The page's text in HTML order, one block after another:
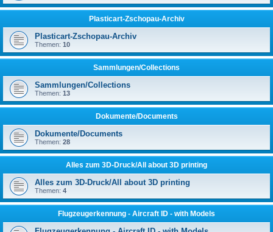
Plasticart-Zschopau-Archiv
Plasticart-Zschopau-Archiv
Themen: 10
Sammlungen/Collections
Sammlungen/Collections
Themen: 13
Dokumente/Documents
Dokumente/Documents
Themen: 28
Alles zum 3D-Druck/All about 3D printing
Alles zum 3D-Druck/All about 3D printing
Themen: 4
Flugzeugerkennung - Aircraft ID - with Models